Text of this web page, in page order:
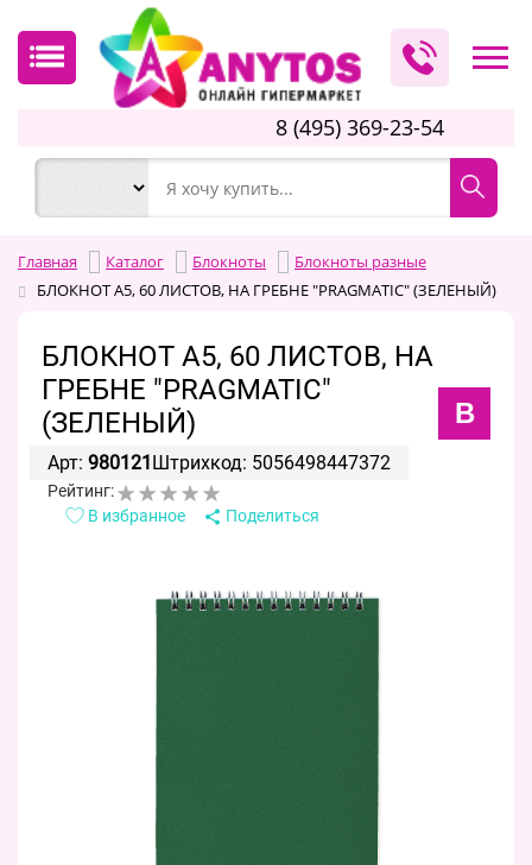
8 (495) 369-23-54
Главная Каталог Блокноты
Блокноты разные
БЛОКНОТ А5, 60 ЛИСТОВ, НА ГРЕБНЕ "PRAGMATIC" (ЗЕЛЕНЫЙ)
БЛОКНОТ А5, 60 ЛИСТОВ, НА
ГРЕБНЕ "PRAGMATIC"
(ЗЕЛЕНЫЙ)
B
Арт: 980121Штрихкод: 5056498447372
Рейтинг:
В избранное
Поделиться